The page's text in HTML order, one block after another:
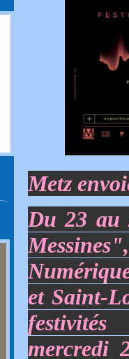
Metz
Du 23 au
et Saint-
festivités
mercredi